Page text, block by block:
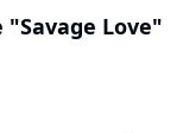
"Savage Love"